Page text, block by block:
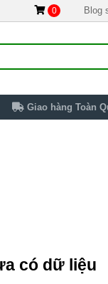
0 Blog
Giao hàng Toàn
có dữ liệu